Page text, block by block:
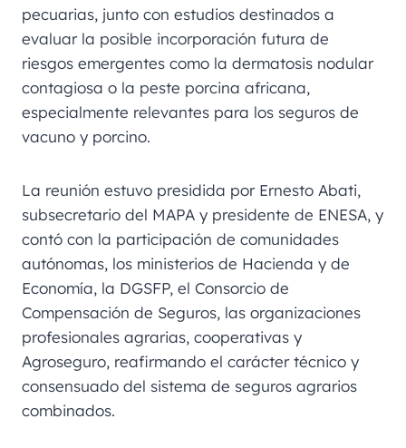
pecuarias, junto con estudios destinados a
evaluar la posible incorporación futura de
riesgos emergentes como la dermatosis nodular
contagiosa o la peste porcina africana,
especialmente relevantes para los seguros de
vacuno y porcino.
La reunión estuvo presidida por Ernesto Abati,
subsecretario del MAPA y presidente de ENESA, y
contó con la participación de comunidades
autónomas, los ministerios de Hacienda y de
Economía, la DGSFP, el Consorcio de
Compensación de Seguros, las organizaciones
profesionales agrarias, cooperativas y
Agroseguro, reafirmando el carácter técnico y
consensuado del sistema de seguros agrarios
combinados.